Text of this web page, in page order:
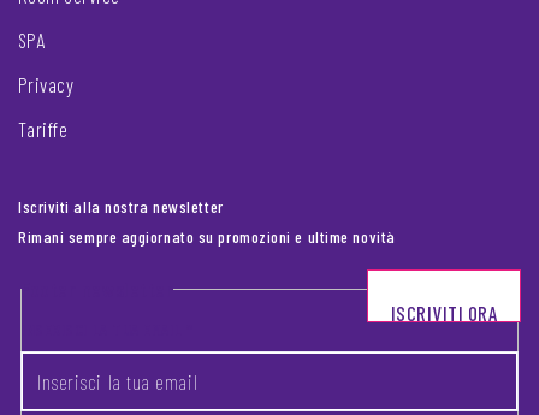
SPA
Privacy
Tariffe
Iscriviti alla nostra newsletter
Rimani sempre aggiornato su promozioni e ultime novità
Footer newsletter
ISCRIVITI ORA